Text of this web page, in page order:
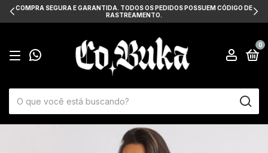
COMPRA SEGURA E GARANTIDA. TODOS OS PEDIDOS POSSUEM CÓDIGO DE
RASTREAMENTO.
0